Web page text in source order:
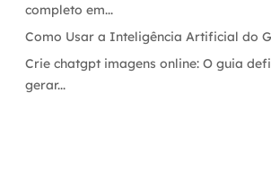
completo em...
Como Usar a Inteligência Artificial do
Crie chatgpt imagens online: O guia
gerar...